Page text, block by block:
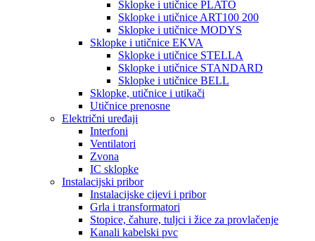
Sklopke i utičnice PLATO
Sklopke i utičnice ART100 200
Sklopke i utičnice MODYS
Sklopke i utičnice EKVA
Sklopke i utičnice STELLA
Sklopke i utičnice STANDARD
Sklopke i utičnice BELL
Sklopke, utičnice i utikači
Utičnice prenosne
Električni uređaji
Interfoni
Ventilatori
Zvona
IC sklopke
Instalacijski pribor
Instalacijske cijevi i pribor
Grla i transformatori
Stopice, čahure, tuljci i žice za provlačenje
Kanali kabelski pvc